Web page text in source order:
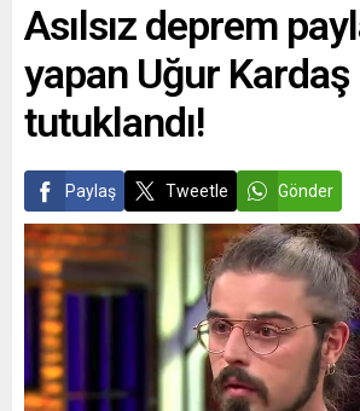
Asılsız deprem
yapan Uğur Kardaş
tutuklandı!
Paylaş Tweetle Gönder